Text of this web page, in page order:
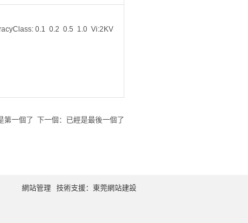
0.1 0.2 0.5 1.0 Vi:2KV
第一個了 下一個：已經是最後一個了
網站管理 技術支援： 東莞網站建設